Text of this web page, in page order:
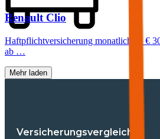
Renault Clio
Haftpflichtversicherung monatlich ab €
ab …
Mehr laden
Versicherungsvergleiche